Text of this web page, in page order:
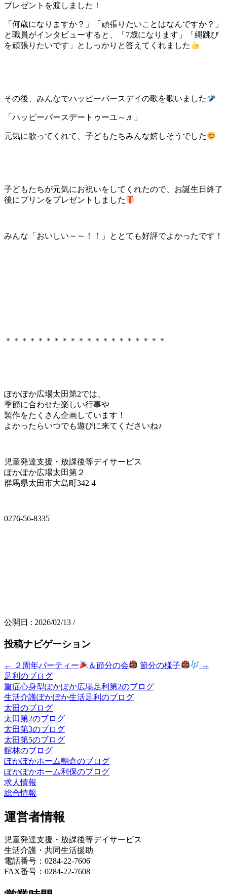
プレゼントを渡しました！
「何歳になりますか？」「頑張りたいことはなんですか？」
と職員がインタビューすると、「7歳になります」「縄跳び
を頑張りたいです」としっかりと答えてくれました
その後、みんなでハッピーバースデイの歌を歌いました
「ハッピーバースデートゥーユ～♬」
元気に歌ってくれて、子どもたちみんな嬉しそうでした
子どもたちが元気にお祝いをしてくれたので、お誕生日終了
後にプリンをプレゼントしました
みんな「おいしい～～！！」ととても好評でよかったです！
＊＊＊＊＊＊＊＊＊＊＊＊＊＊＊＊＊＊＊＊
ぽかぽか広場太田第2では、
季節に合わせた楽しい行事や
製作をたくさん企画しています！
よかったらいつでも遊びに来てくださいね♪
児童発達支援・放課後等デイサービス
ぽかぽか広場太田第２
群馬県太田市大島町342-4
0276-56-8335
公開日 : 2026/02/13 /
投稿ナビゲーション
← ２周年パーティー ＆節分の会 節分の様子
→
足利のブログ
重症心身型ぽかぽか広場足利第2のブログ
生活介護ぽかぽか生活足利のブログ
太田のブログ
太田第2のブログ
太田第3のブログ
太田第5のブログ
館林のブログ
ぽかぽかホーム朝倉のブログ
ぽかぽかホーム利保のブログ
求人情報
総合情報
運営者情報
児童発達支援・放課後等デイサービス
生活介護・共同生活援助
電話番号：0284-22-7606
FAX番号：0284-22-7608